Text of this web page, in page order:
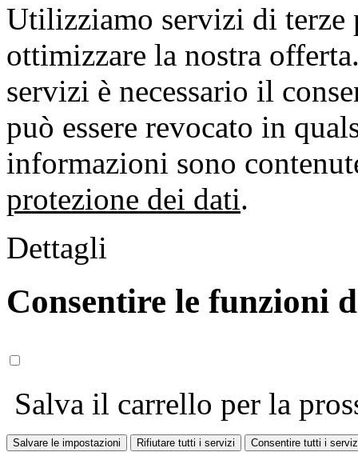
Utilizziamo servizi di terze
ottimizzare la nostra
servizi è necessario il
può essere revocato in
informazioni sono
protezione dei dati.
Dettagli
Consentire le funzioni
Salva il carrello per la
Salvare le impostazioni Rifiutare tutti i servizi Consentire tutti i